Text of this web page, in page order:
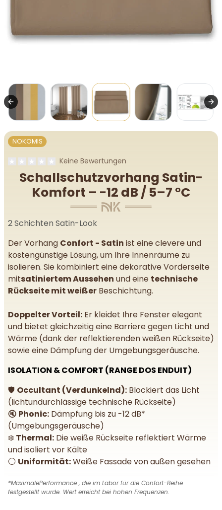
NOKOMIS
Keine Bewertungen
Schallschutzvorhang Satin-
Komfort – -12 dB / 5–7 °C
2 Schichten Satin-Look
Der Vorhang Confort - Satin ist eine clevere und
kostengünstige Lösung, um Ihre Innenräume zu
isolieren. Sie kombiniert eine dekorative Vorderseite
mitsatiniertem Aussehen und eine technische
Rückseite mit weißer Beschichtung.
Doppelter Vorteil: Er kleidet Ihre Fenster elegant
und bietet gleichzeitig eine Barriere gegen Licht und
Wärme (dank der reflektierenden weißen Rückseite)
sowie eine Dämpfung der Umgebungsgeräusche.
ISOLATION & COMFORT (RANGE DOS ENDUIT)
🛡️ Occultant (Verdunkelnd): Blockiert das Licht
(lichtundurchlässige technische Rückseite)
🔇 Phonic: Dämpfung bis zu -12 dB*
(Umgebungsgeräusche)
❄️ Thermal: Die weiße Rückseite reflektiert Wärme
und isoliert vor Kälte
⚪ Uniformität:Weiße Fassade von außen gesehen
*MaximalePerformance , die im Labor für die Confort-Reihe
festgestellt wurde. Wert erreicht bei hohen Frequenzen.